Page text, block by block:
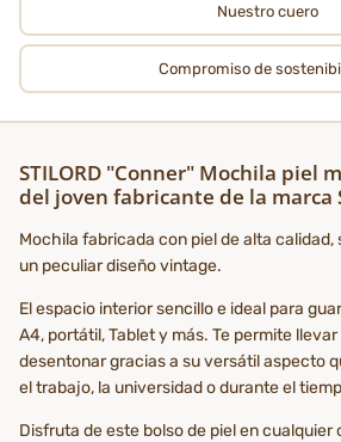
Nuestro cuero
Compromiso de
STILORD "Conner" Mochila piel
del joven fabricante de la marca
Mochila fabricada con piel de alta
un peculiar diseño vintage.
El espacio interior sencillo e ideal para
A4, portátil, Tablet y más. Te permite
desentonar gracias a su versátil aspecto
el trabajo, la universidad o durante el
Disfruta de este bolso de piel en cualquier